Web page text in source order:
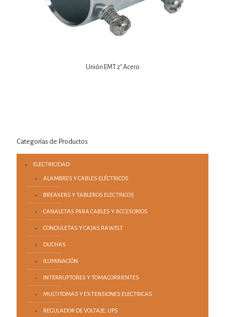
Unión EMT 2″ Acero
Categorías de Productos
ELECTRICIDAD
ALAMBRES Y CABLES ELÉCTRICOS
BREAKERS Y TABLEROS ELECTRICOS
CANALETAS PARA CABLES Y ACCESORIOS
CONDULETAS Y CAJAS RAWELT
DUCHAS
ILUMINACIÓN
INTERRUPTORES Y TOMACORRIENTES
MULTITOMAS Y EXTENSIONES ELECTRICAS
REGULADOR DE VOLTAJE, UPS